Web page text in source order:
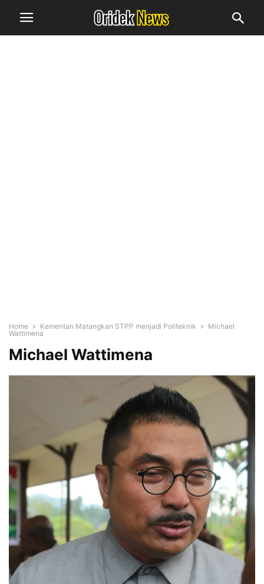
Home Kementan Matangkan STPP menjadi Politeknik
Michael
Wattimena
Michael Wattimena